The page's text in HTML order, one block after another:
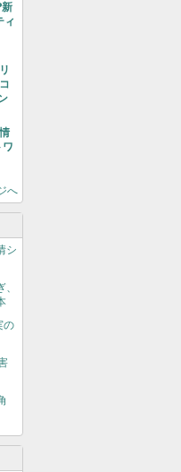
ィ
へ
シ
の